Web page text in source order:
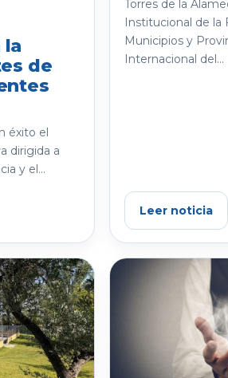
la
de
éxito el
dirigida a
y el...
Torres de la
Institucional de la
Municipios y
Internacional del...
Leer noticia